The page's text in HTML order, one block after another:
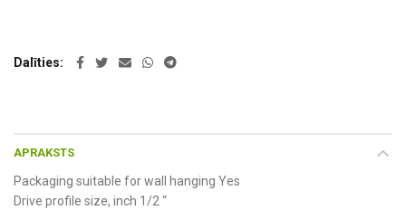
Dalīties
APRAKSTS
Packaging suitable for wall hanging Yes
Drive profile size, inch 1/2 “